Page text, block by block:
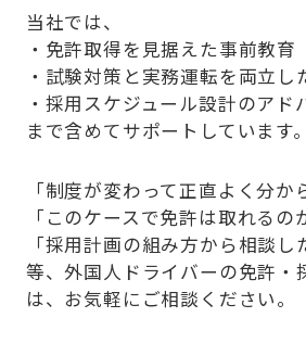
当社では、
・免許取得を見据えた事前教育
・試験対策と実務運転を両立し
・採用スケジュール設計のアド
まで含めてサポートしています。
「制度が変わって正直よく分か
「このケースで免許は取れるの
「採用計画の組み方から相談し
等、外国人ドライバーの免許・
は、お気軽にご相談ください。